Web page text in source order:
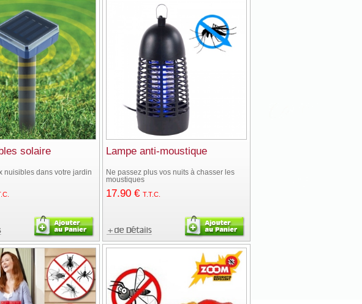
solaire
nuisibles dans votre jardin
Lampe anti-moustique
Ne passez plus vos nuits à chasser les
moustiques
17.90 € T.T.C.